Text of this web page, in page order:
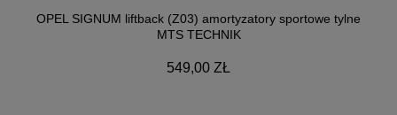
OPEL SIGNUM liftback (Z03) amortyzatory sportowe tylne
MTS TECHNIK
549,00 ZŁ